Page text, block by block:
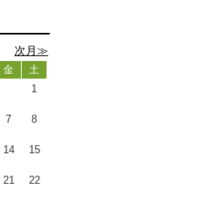
次月≫
金
土
1
7 8
14 15
21 22